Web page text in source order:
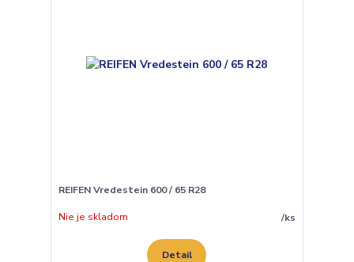
REIFEN Vredestein 600 / 65 R28
/ks
Nie je skladom
Detail